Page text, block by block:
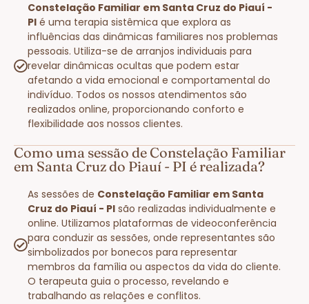
Constelação Familiar em Santa Cruz do Piauí -
PI é uma terapia sistêmica que explora as
influências das dinâmicas familiares nos problemas
pessoais. Utiliza-se de arranjos individuais para
revelar dinâmicas ocultas que podem estar
afetando a vida emocional e comportamental do
indivíduo. Todos os nossos atendimentos são
realizados online, proporcionando conforto e
flexibilidade aos nossos clientes.
Como uma sessão de Constelação Familiar
em Santa Cruz do Piauí - PI é realizada?
As sessões de Constelação Familiar em Santa
Cruz do Piauí - PI são realizadas individualmente e
online. Utilizamos plataformas de videoconferência
para conduzir as sessões, onde representantes são
simbolizados por bonecos para representar
membros da família ou aspectos da vida do cliente.
O terapeuta guia o processo, revelando e
trabalhando as relações e conflitos.